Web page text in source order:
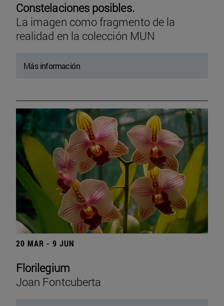
Constelaciones posibles.
La imagen como fragmento de la
realidad en la colección MUN
Más información
20 MAR - 9 JUN
Florilegium
Joan Fontcuberta